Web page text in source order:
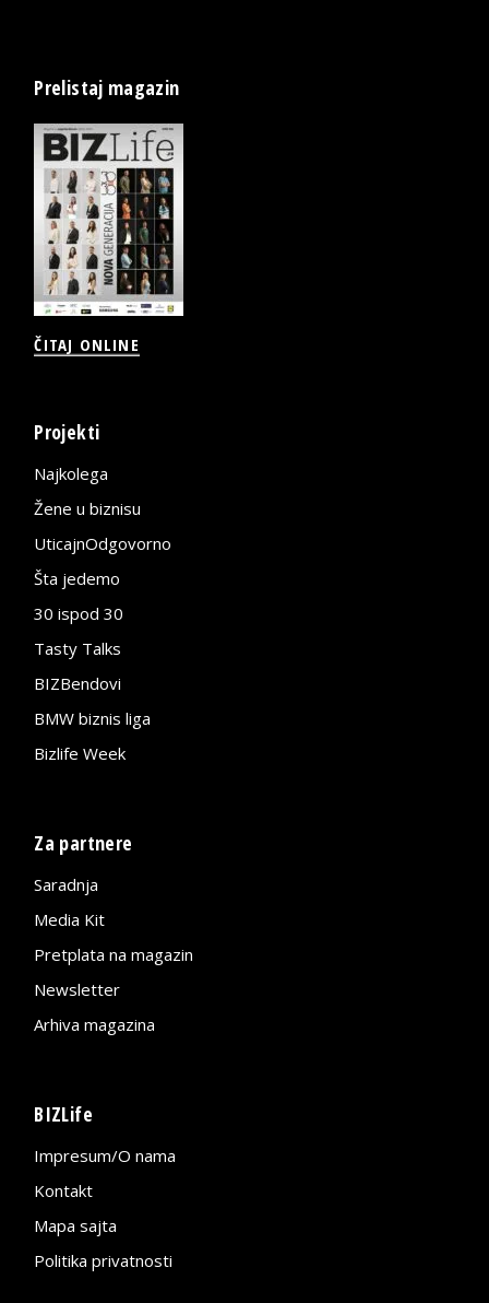
Prelistaj magazin
ČITAJ ONLINE
Projekti
Najkolega
Žene u biznisu
UticajnOdgovorno
Šta jedemo
30 ispod 30
Tasty Talks
BIZBendovi
BMW biznis liga
Bizlife Week
Za partnere
Saradnja
Media Kit
Pretplata na magazin
Newsletter
Arhiva magazina
BIZLife
Impresum/O nama
Kontakt
Mapa sajta
Politika privatnosti